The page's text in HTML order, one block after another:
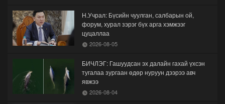
Н.Учрал: Бүсийн чуулган, салбарын ой,
форум, хурал зэрэг бүх арга хэмжээг
цуцаллаа
2026-08-05
БИЧЛЭГ: Гашуудсан эх далайн гахай үхсэн
тугалаа зургаан өдөр нуруун дээрээ авч
явжээ
2026-08-04